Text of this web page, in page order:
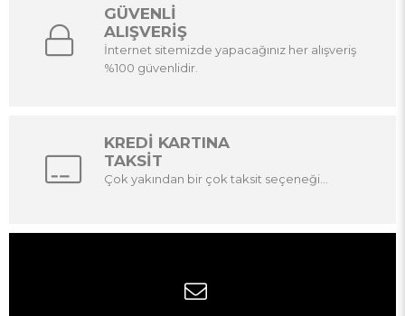
GÜVENLİ
ALIŞVERİŞ
İnternet sitemizde yapacağınız her alışveriş
%100 güvenlidir.
KREDİ KARTINA
TAKSİT
Çok yakından bir çok taksit seçeneği...